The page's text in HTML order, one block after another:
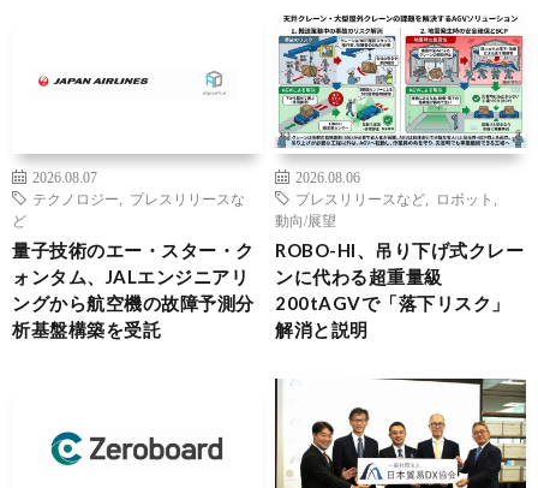
2026.08.07
テクノロジー
プレスリリースな
ど
量子技術のエー・スター・ク
ォンタム、JALエンジニアリ
ングから航空機の故障予測分
析基盤構築を受託
2026.08.06
プレスリリースなど
ロボット
動向/展望
ROBO-HI、吊り下げ式クレー
ンに代わる超重量級
200tAGVで「落下リスク」
解消と説明